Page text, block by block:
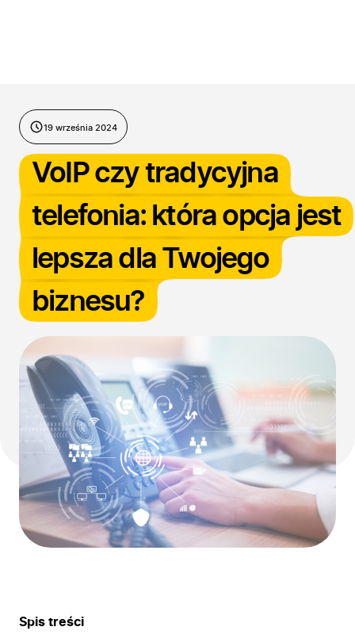
19 września 2024
VoIP czy tradycyjna
telefonia: która opcja jest
lepsza dla Twojego
biznesu?
Spis treści